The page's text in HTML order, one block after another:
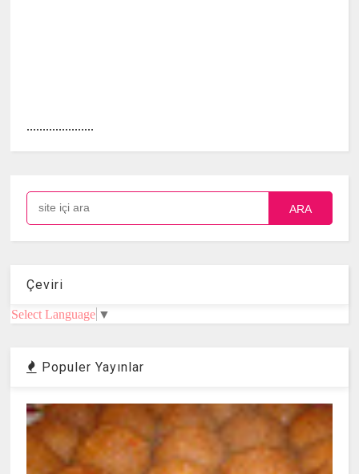
.....................
ARA
Çeviri
Select Language ▼
Populer Yayınlar